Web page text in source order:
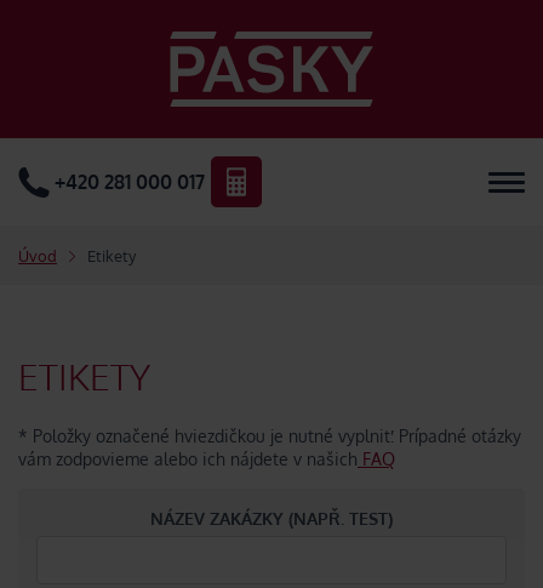
+420 281 000 017
Úvod Etikety
ETIKETY
* Položky označené hviezdičkou je nutné vyplniť. Prípadné otázky
vám zodpovieme alebo ich nájdete v našich FAQ
NÁZEV ZAKÁZKY (NAPŘ. TEST)